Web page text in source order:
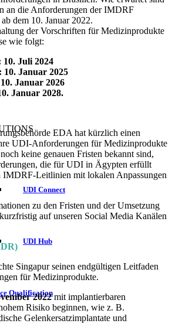
UDI Connect
UDI Hub
Qualification
an die Anforderungen der IMDRF
dem 10. Januar 2022.
der Vorschriften für Medizinprodukte
wie folgt:
10. Juli 2024
Januar 2025
Januar 2026
Januar 2028.
EDA hat kürzlich einen
UDI-Anforderungen für Medizinprodukte
keine genauen Fristen bekannt sind,
die für UDI in Ägypten erfüllt
IMDRF-Leitlinien mit lokalen Anpassungen
zu den Fristen und der Umsetzung
auf unseren Social Media Kanälen
Singapur seinen endgültigen Leitfaden
für Medizinprodukte.
2022mit implantierbaren
Risiko beginnen, wie z. B.
Gelenkersatzimplantate und